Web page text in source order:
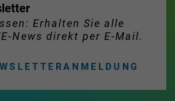
Erhalten Sie alle
News direkt per E-Mail.